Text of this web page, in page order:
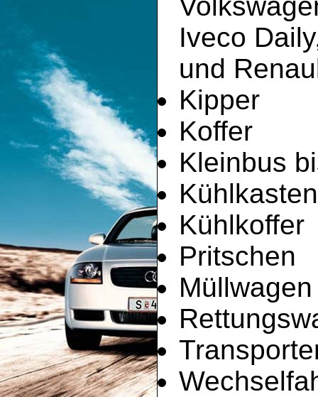
Iveco
und
Kipper
Koffer
Kleinbus
Kühlkoffer
Pritschen
Müllwagen